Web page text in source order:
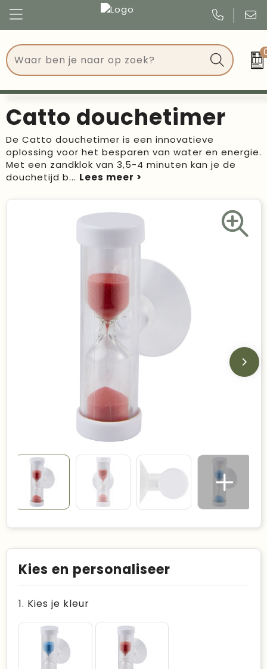
Tassen
Drinkwaren
Events
Give Aways
Duurzame keuzes
Made in Europe
Congres
Events
Kerst
Verjaardagen
Voetbal, EK en WK
Catto douchetimer
De Catto douchetimer is een innovatieve
oplossing voor het besparen van water en energie.
Met een zandklok van 3,5-4 minuten kan je de
douchetijd b...
Kies en personaliseer
1. Kies je kleur